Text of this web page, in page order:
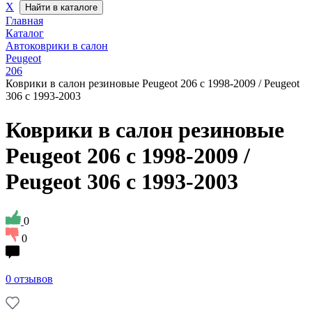
Х
Найти в каталоге
Главная
Каталог
Автоковрики в салон
Peugeot
206
Коврики в салон резиновые Peugeot 206 с 1998-2009 / Peugeot
306 с 1993-2003
Коврики в салон резиновые
Peugeot 206 с 1998-2009 /
Peugeot 306 с 1993-2003
0
0
0 отзывов